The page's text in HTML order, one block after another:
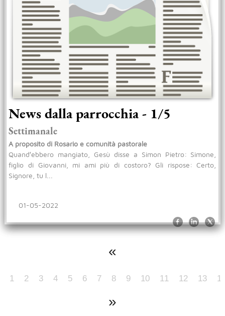
News dalla parrocchia - 1/5
Settimanale
A proposito di Rosario e comunità pastorale
Quand′ebbero mangiato, Gesù disse a Simon Pietro: Simone,
figlio di Giovanni, mi ami più di costoro? Gli rispose: Certo,
Signore, tu l...
01-05-2022
«
1 2 3 4 5 6 7 8 9 10 11 12 13
»